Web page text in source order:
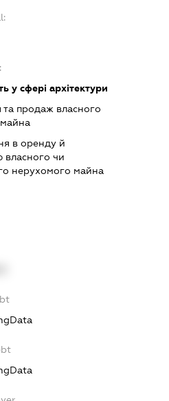
у сфері архітектури
та продаж власного
в оренду й
власного чи
нерухомого майна